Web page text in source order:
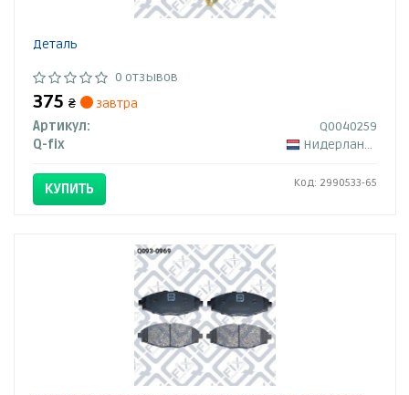
Деталь
0 отзывов
375 ₴
завтра
Артикул:
Q0040259
Q-fix
Нидерланды
КУПИТЬ Код: 2990533-65